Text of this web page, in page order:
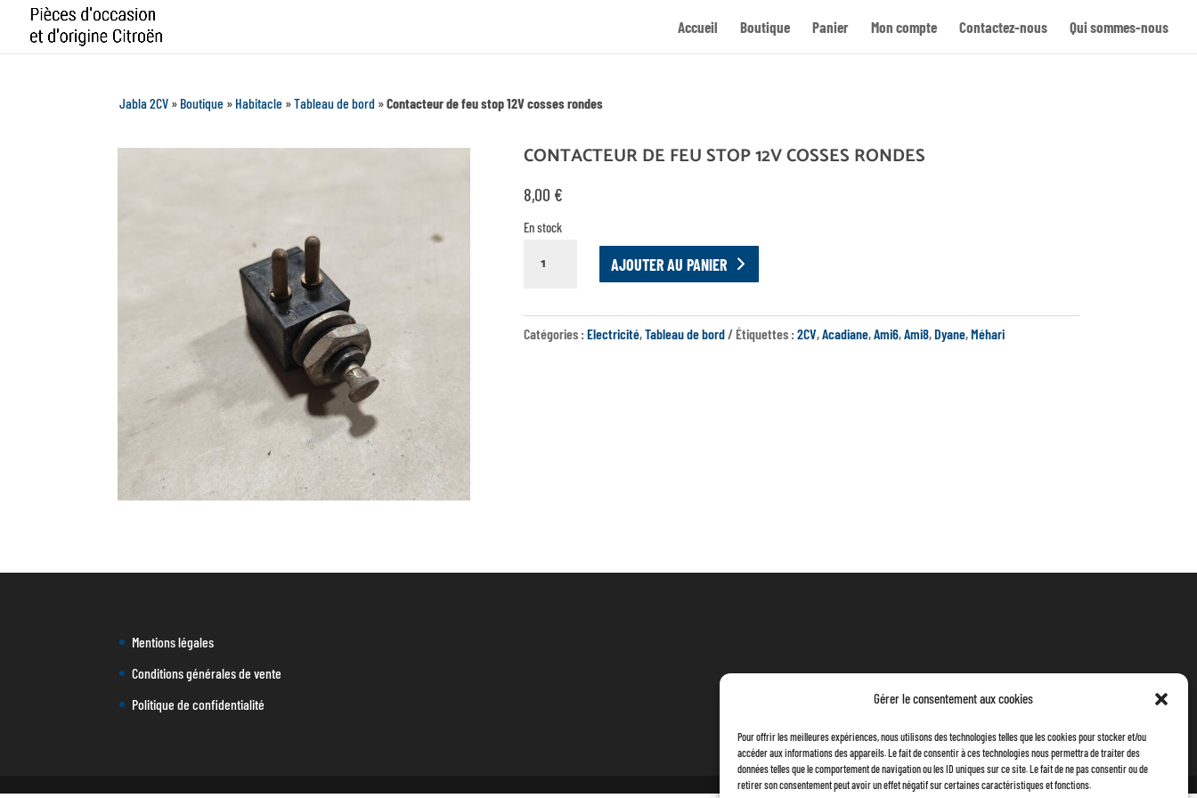
Gérer le consentement aux cookies
Pour offrir les meilleures expériences, nous utilisons des technologies telles que les cookies pour stocker et/ou
accéder aux informations des appareils. Le fait de consentir à ces technologies nous permettra de traiter des
données telles que le comportement de navigation ou les ID uniques sur ce site. Le fait de ne pas consentir ou de
retirer son consentement peut avoir un effet négatif sur certaines caractéristiques et fonctions.
Accueil Boutique Panier Mon compte Contactez-nous Qui sommes-nous
Jabla 2CV » Boutique » Habitacle »Tableau de bord »Contacteur de feu stop 12V cosses rondes
CONTACTEUR DE FEU STOP 12V COSSES RONDES
8,00 €
En stock
AJOUTER AU PANIER
Catégories : Electricité,Tableau de bord Étiquettes : 2CV,Acadiane,Ami6,Ami8,Dyane,Méhari
Mentions légales
Conditions générales de vente
Politique de confidentialité